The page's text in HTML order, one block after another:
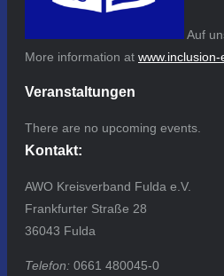
Auf
More information at
Veranstaltungen
There are no upcoming events.
Kontakt:
AWO Kreisverband Fulda e.V.
Frankfurter Straße 28
36043 Fulda
Telefon: 0661 480045-0